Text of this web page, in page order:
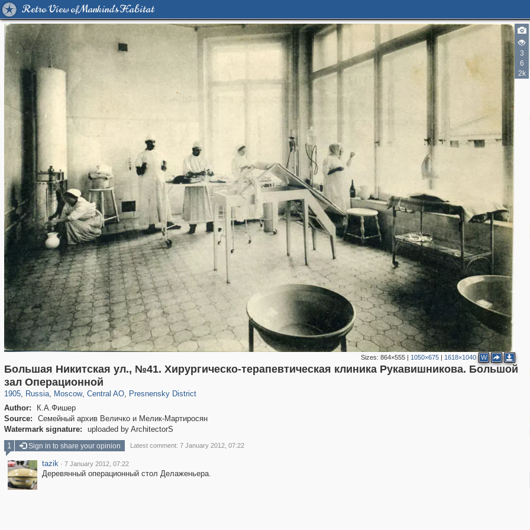
Retro View of Mankind's Habitat
3
6
2k
Sizes: 864×555| 1050×675| 1618×1040 W
Большая Никитская ул., №41. Хирургическо-терапевтическая клиника Рукавишникова. Большой
зал Операционной
1905, Russia
1,406,840 29,243
, Moscow
319,861 8,286
, Central AO
160,009 5,916
, Presnensky District
Author:
К.А.Фишер
Source:
Семейный архив Величко и Мелик-Мартиросян
Watermark signature:
uploaded by ArchitectorS
3
2
7
2
1 Sign in to share your opinion Latest comment: 7 January 2012, 07:22
tazik · 7 January 2012, 07:22
Деревянный операционный стол Делаженьера.